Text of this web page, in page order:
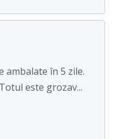
ambalate în 5 zile.
este grozav...